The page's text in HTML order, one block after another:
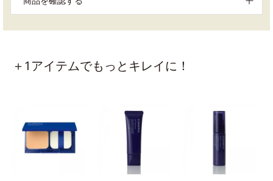
＋1アイテムでもっとキレイに！